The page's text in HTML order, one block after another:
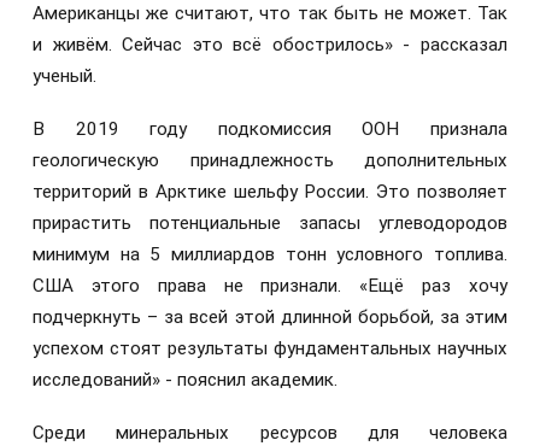
Американцы же считают, что так быть не может. Так
и живём. Сейчас это всё обострилось» - рассказал
ученый.
В 2019 году подкомиссия ООН признала
геологическую принадлежность дополнительных
территорий в Арктике шельфу России. Это позволяет
прирастить потенциальные запасы углеводородов
минимум на 5 миллиардов тонн условного топлива.
США этого права не признали. «Ещё раз хочу
подчеркнуть – за всей этой длинной борьбой, за этим
успехом стоят результаты фундаментальных научных
исследований» - пояснил академик.
Среди минеральных ресурсов для человека